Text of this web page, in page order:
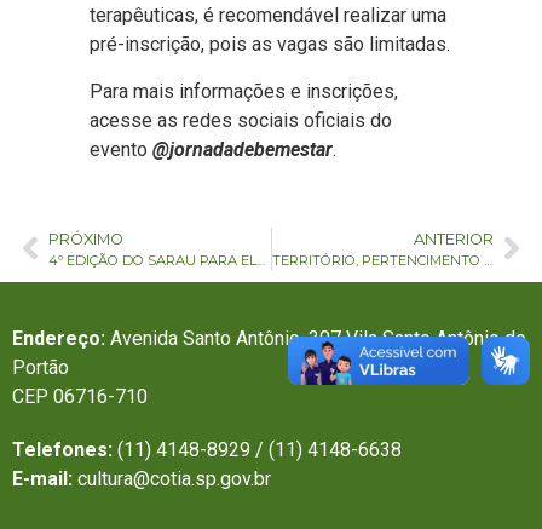
terapêuticas, é recomendável realizar uma
pré-inscrição, pois as vagas são limitadas.
Para mais informações e inscrições,
acesse as redes sociais oficiais do
evento@jornadadebemestar.
PRÓXIMO ANTERIOR
Endereço: Avenida Santo Antônio, 307 Vila Santo Antônio do
Portão
CEP 06716-710
Telefones: (11) 4148-8929 / (11) 4148-6638
E-mail: cultura@cotia.sp.gov.br